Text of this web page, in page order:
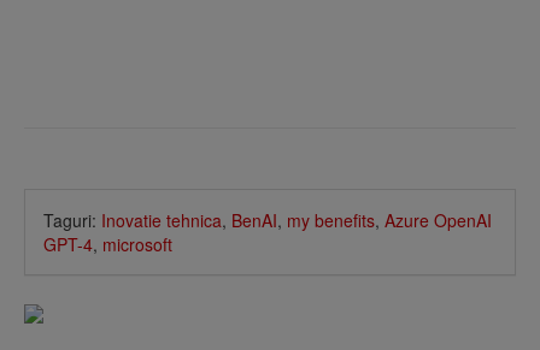
Taguri: Inovatie tehnica, BenAI, my benefits, Azure OpenAI
GPT-4, microsoft